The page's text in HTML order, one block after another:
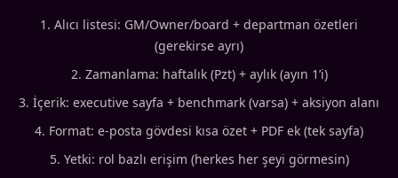
Alıcı listesi: GM/Owner/board + departman özetleri
(gerekirse ayrı)
Zamanlama: haftalık (Pzt) + aylık (ayın 1’i)
İçerik: executive sayfa + benchmark (varsa) + aksiyon alanı
Format: e-posta gövdesi kısa özet + PDF ek (tek sayfa)
Yetki: rol bazlı erişim (herkes her şeyi görmesin)